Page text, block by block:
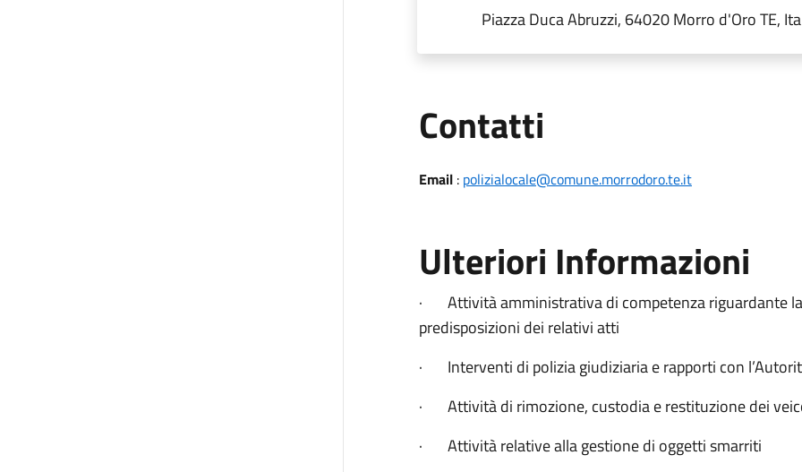
Piazza Duca Abruzzi, 64020 Morro d'Oro TE,
Contatti
Email: polizialocale@comune.morrodoro.te.it
Ulteriori Informazioni
· Attività amministrativa di competenza riguardante
predisposizioni dei relativi atti
· Interventi di polizia giudiziaria e rapporti con
· Attività di rimozione, custodia e restituzione dei
· Attività relative alla gestione di oggetti smarriti